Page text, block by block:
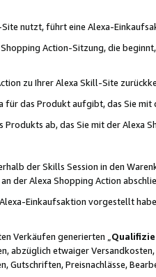
nutzt, führt eine Alexa-
Action-Sitzung, die
zu Ihrer Alexa Skill-Site
das Produkt aufgibt, das Sie mit
Produkts ab, das Sie mit der Alexa
der Skills Session in den
der Alexa Shopping Action
Einkaufsaktion vorgestellt
Verkäufen generierten „
abzüglich etwaiger
Gutschriften, Preisnachlässe,